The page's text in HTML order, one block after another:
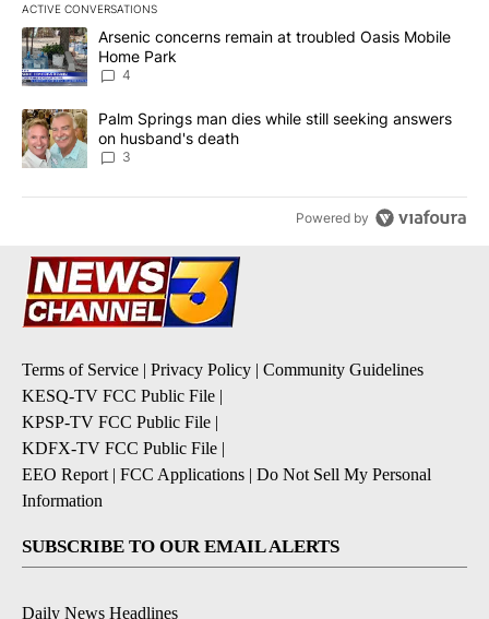
ACTIVE CONVERSATIONS
The following is a list of the most commented articles in the last
A trending article titled "Arsenic concerns remain at troubled
Arsenic concerns remain at troubled Oasis Mobile
Home Park
4
A trending article titled "Palm Springs man dies while still
Palm Springs man dies while still seeking answers
on husband's death
3
Powered by
Terms of Service | Privacy Policy | Community Guidelines
KESQ-TV FCC Public File |
KPSP-TV FCC Public File |
KDFX-TV FCC Public File |
EEO Report | FCC Applications | Do Not Sell My Personal
Information
SUBSCRIBE TO OUR EMAIL ALERTS
Daily News Headlines